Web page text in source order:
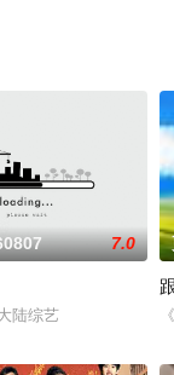
目。从2010年开始，
7.0
陆综艺